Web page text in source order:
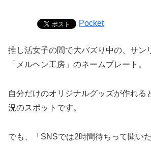
Pocket
推し活女子の間で大バズり中の、サン
「メルヘン工房」のネームプレート。
自分だけのオリジナルグッズが作れる
況のスポットです。
でも、「SNSでは2時間待ちって聞い